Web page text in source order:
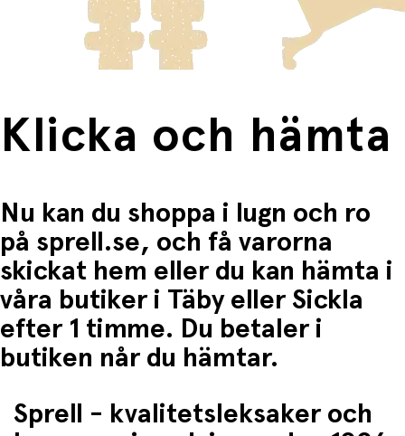
Fri frakt när du handlar för mer än 1500:-
Klicka och hämta
Nu kan du shoppa i lugn och ro
på sprell.se, och få varorna
skickat hem eller du kan hämta i
våra butiker i Täby eller Sickla
efter 1 timme. Du betaler i
butiken når du hämtar.
Sprell - kvalitetsleksaker och